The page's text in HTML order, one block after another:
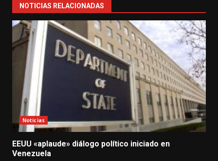
NOTICIAS RELACIONADAS
Noticias
EEUU «aplaude» diálogo político iniciado en
Venezuela